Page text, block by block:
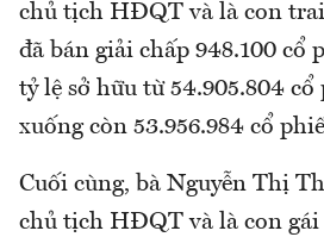
chủ tịch HĐQT và là con
đã bán giải chấp 948.100 cổ
tỷ lệ sở hữu từ 54.905.804 cổ
xuống còn 53.956.984 cổ
Cuối cùng, bà Nguyễn Thị
chủ tịch HĐQT và là con gái